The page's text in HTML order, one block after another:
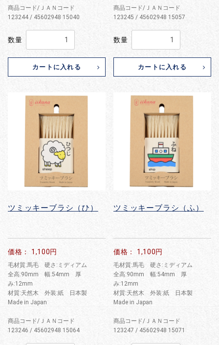
商品コード/ＪＡＮコード
123244 / 45602948 15040
数量
カートに入れる
商品コード/ＪＡＮコード
123245 / 45602948 15057
数量
カートに入れる
ツミッキーブラシ（ひ）
価格： 1,100円
毛材質:馬毛 硬さ:ミディアム
全高:90mm 幅:54mm 厚
み:12mm
材質:天然木 外装:紙 日本製
Made in Japan
商品コード/ＪＡＮコード
123246 / 45602948 15064
ツミッキーブラシ（ふ）
価格： 1,100円
毛材質:馬毛 硬さ:ミディアム
全高:90mm 幅:54mm 厚
み:12mm
材質:天然木 外装:紙 日本製
Made in Japan
商品コード/ＪＡＮコード
123247 / 45602948 15071
お買い物を続ける カートへ進む